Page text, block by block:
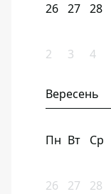
26 27 28
2 3 4
Вересень
Пн Вт Ср
26 27 28